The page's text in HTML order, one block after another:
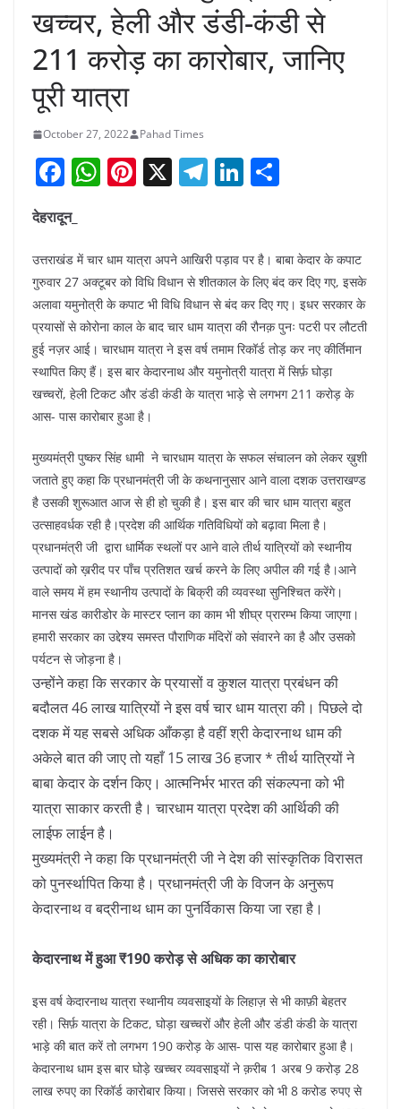
खच्चर, हेली और डंडी-कंडी से
211 करोड़ का कारोबार, जानिए
पूरी यात्रा
October 27, 2022 Pahad Times
F
c
e
b
o
o
k
W
s
A
p
p
Pi
e
st
X T
gr
a
m
Li
e
dI
n
e
देहरादून_
उत्तराखंड में चार धाम यात्रा अपने आखिरी पड़ाव पर है। बाबा केदार के कपाट
गुरुवार 27 अक्टूबर को विधि विधान से शीतकाल के लिए बंद कर दिए गए, इसके
अलावा यमुनोत्री के कपाट भी विधि विधान से बंद कर दिए गए। इधर सरकार के
प्रयासों से कोरोना काल के बाद चार धाम यात्रा की रौनक़ पुनः पटरी पर लौटती
हुई नज़र आई। चारधाम यात्रा ने इस वर्ष तमाम रिकॉर्ड तोड़ कर नए कीर्तिमान
स्थापित किए हैं। इस बार केदारनाथ और यमुनोत्री यात्रा में सिर्फ़ घोड़ा
खच्चरों, हेली टिकट और डंडी कंडी के यात्रा भाड़े से लगभग 211 करोड़ के
आस- पास कारोबार हुआ है।
मुख्यमंत्री पुष्कर सिंह धामी ने चारधाम यात्रा के सफल संचालन को लेकर ख़ुशी
जताते हुए कहा कि प्रधानमंत्री जी के कथनानुसार आने वाला दशक उत्तराखण्ड
है उसकी शुरूआत आज से ही हो चुकी है। इस बार की चार धाम यात्रा बहुत
उत्साहवर्धक रही है।प्रदेश की आर्थिक गतिविधियों को बढ़ावा मिला है।
प्रधानमंत्री जी द्वारा धार्मिक स्थलों पर आने वाले तीर्थ यात्रियों को स्थानीय
उत्पादों को ख़रीद पर पाँच प्रतिशत खर्च करने के लिए अपील की गई है।आने
वाले समय में हम स्थानीय उत्पादों के बिक्री की व्यवस्था सुनिश्चित करेंगे।
मानस खंड कारीडोर के मास्टर प्लान का काम भी शीघ्र प्रारम्भ किया जाएगा।
हमारी सरकार का उद्देश्य समस्त पौराणिक मंदिरों को संवारने का है और उसको
पर्यटन से जोड़ना है।
उन्होंने कहा कि सरकार के प्रयासों व कुशल यात्रा प्रबंधन की
बदौलत 46 लाख यात्रियों ने इस वर्ष चार धाम यात्रा की। पिछले दो
दशक में यह सबसे अधिक आँकड़ा है वहीं श्री केदारनाथ धाम की
अकेले बात की जाए तो यहाँ 15 लाख 36 हजार * तीर्थ यात्रियों ने
बाबा केदार के दर्शन किए। आत्मनिर्भर भारत की संकल्पना को भी
यात्रा साकार करती है। चारधाम यात्रा प्रदेश की आर्थिकी की
लाईफ लाईन है।
मुख्यमंत्री ने कहा कि प्रधानमंत्री जी ने देश की सांस्कृतिक विरासत
को पुनर्स्थापित किया है। प्रधानमंत्री जी के विजन के अनुरूप
केदारनाथ व बद्रीनाथ धाम का पुनर्विकास किया जा रहा है।
केदारनाथ में हुआ ₹190 करोड़ से अधिक का कारोबार
इस वर्ष केदारनाथ यात्रा स्थानीय व्यवसाइयों के लिहाज़ से भी काफ़ी बेहतर
रही। सिर्फ़ यात्रा के टिकट, घोड़ा खच्चरों और हेली और डंडी कंडी के यात्रा
भाड़े की बात करें तो लगभग 190 करोड़ के आस- पास यह कारोबार हुआ है।
केदारनाथ धाम इस बार घोड़े खच्चर व्यवसाइयों ने क़रीब 1 अरब 9 करोड़ 28
लाख रुपए का रिकॉर्ड कारोबार किया। जिससे सरकार को भी 8 करोड रुपए से